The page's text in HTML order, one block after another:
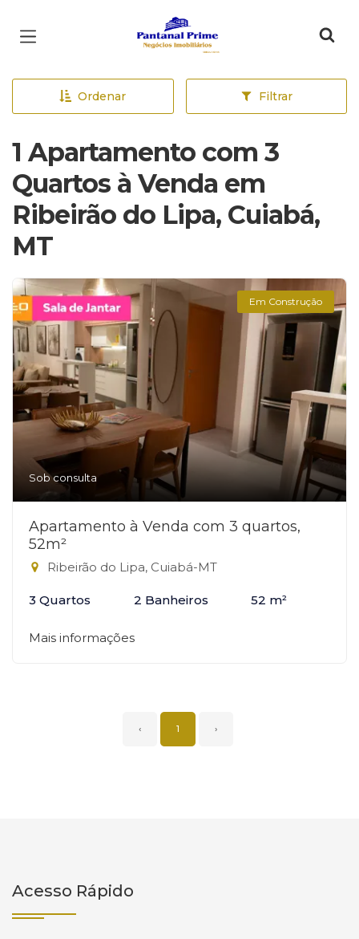
Página inicial
Ordenar Filtrar
1 Apartamento com 3
Quartos à Venda em
Ribeirão do Lipa, Cuiabá,
MT
Em Construção
Sob consulta
Apartamento à Venda com 3 quartos,
52m²
Ribeirão do Lipa, Cuiabá-MT
3 Quartos 2 Banheiros 52 m²
Mais informações
‹ 1 ›
Acesso Rápido